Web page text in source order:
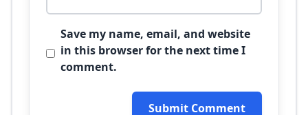
Save my name, email, and website
in this browser for the next time I
comment.
Submit Comment